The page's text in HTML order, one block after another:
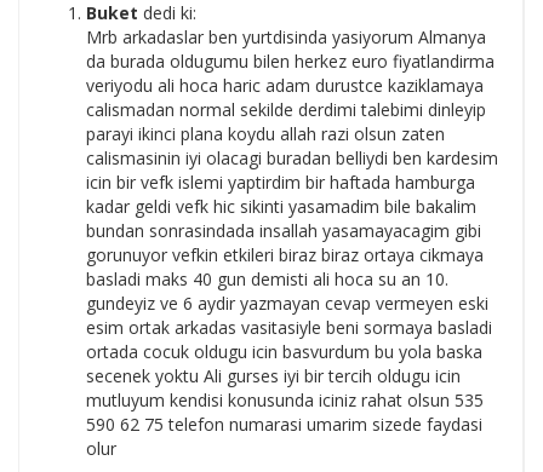
Buket dedi ki:
Mrb arkadaslar ben yurtdisinda yasiyorum Almanya
da burada oldugumu bilen herkez euro fiyatlandirma
veriyodu ali hoca haric adam durustce kaziklamaya
calismadan normal sekilde derdimi talebimi dinleyip
parayi ikinci plana koydu allah razi olsun zaten
calismasinin iyi olacagi buradan belliydi ben kardesim
icin bir vefk islemi yaptirdim bir haftada hamburga
kadar geldi vefk hic sikinti yasamadim bile bakalim
bundan sonrasindada insallah yasamayacagim gibi
gorunuyor vefkin etkileri biraz biraz ortaya cikmaya
basladi maks 40 gun demisti ali hoca su an 10.
gundeyiz ve 6 aydir yazmayan cevap vermeyen eski
esim ortak arkadas vasitasiyle beni sormaya basladi
ortada cocuk oldugu icin basvurdum bu yola baska
secenek yoktu Ali gurses iyi bir tercih oldugu icin
mutluyum kendisi konusunda iciniz rahat olsun 535
590 62 75 telefon numarasi umarim sizede faydasi
olur